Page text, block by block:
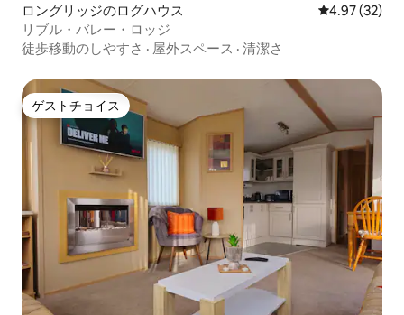
ロングリッジのログハウス レビュー32
4.97 (32)
リブル・バレー・ロッジ
徒歩移動のしやすさ · 屋外スペース · 清潔さ
ゲストチョイス
ゲストチョイス